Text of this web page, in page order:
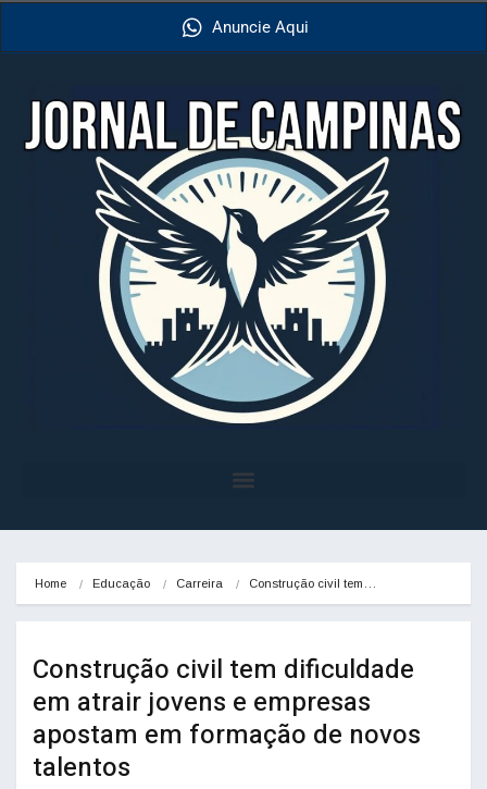
Anuncie Aqui
Home Educação Carreira Construção civil tem…
Construção civil tem dificuldade
em atrair jovens e empresas
apostam em formação de novos
talentos